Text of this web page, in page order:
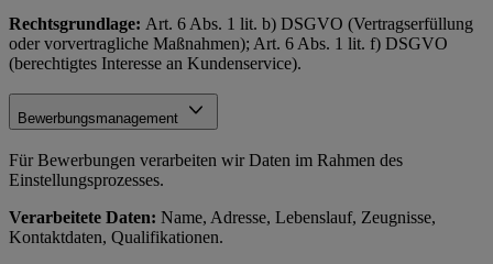
Rechtsgrundlage: Art. 6 Abs. 1 lit. b) DSGVO (Vertragserfüllung
oder vorvertragliche Maßnahmen); Art. 6 Abs. 1 lit. f) DSGVO
(berechtigtes Interesse an Kundenservice).
Bewerbungsmanagement
Für Bewerbungen verarbeiten wir Daten im Rahmen des
Einstellungsprozesses.
Verarbeitete Daten: Name, Adresse, Lebenslauf, Zeugnisse,
Kontaktdaten, Qualifikationen.